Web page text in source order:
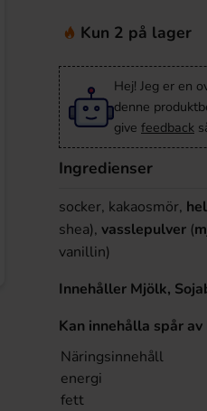
Kun 2 på lager
Hej! Jeg er en
denne
give feedback
Ingredienser
socker, kakaosmör,
shea), vasslepulver (
vanillin)
Innehåller Mjölk,
Kan innehålla spår
Näringsinnehåll
energi
fett